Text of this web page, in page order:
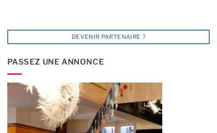
DEVENIR PARTENAIRE ?
PASSEZ UNE ANNONCE